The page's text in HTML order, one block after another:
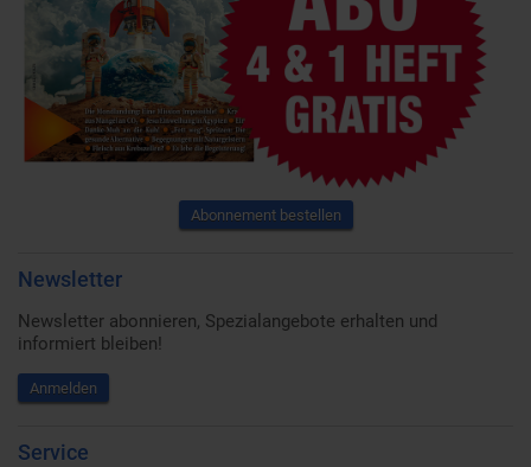
Abonnement bestellen
Newsletter
Newsletter abonnieren, Spezialangebote erhalten und
informiert bleiben!
Anmelden
Service